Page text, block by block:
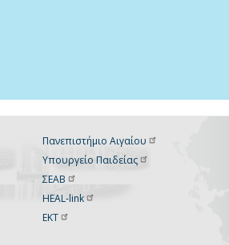
Πανεπιστήμιο Αιγαίου
Υπουργείο Παιδείας
ΣΕΑΒ
HEAL-link
ΕΚΤ